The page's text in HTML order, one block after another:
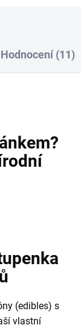
Hodnocení (11)
(edibles) s
vlastní